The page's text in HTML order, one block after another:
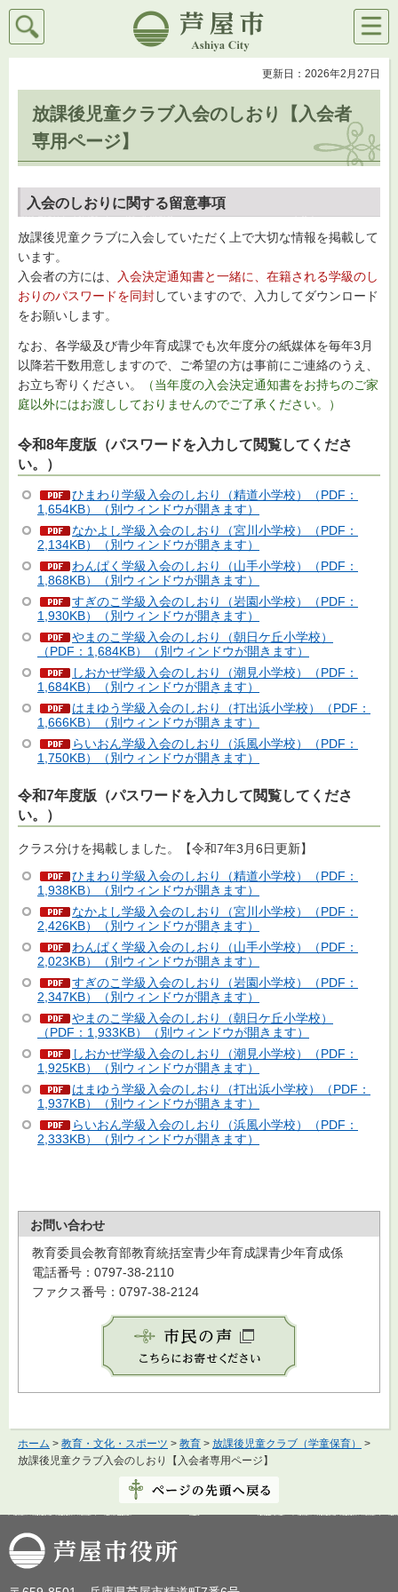
芦屋市
検索
メニ
ュー
更新日：2026年2月27日
放課後児童クラブ入会のしおり【入会者
専用ページ】
入会のしおりに関する留意事項
放課後児童クラブに入会していただく上で大切な情報を掲載して
います。
入会者の方には、
入会決定通知書と一緒に、在籍される学級のし
おりのパスワードを同封していますので、入力してダウンロード
をお願いします。
なお、各学級及び青少年育成課でも次年度分の紙媒体を毎年3月
以降若干数用意しますので、ご希望の方は事前にご連絡のうえ、
お立ち寄りください。
（当年度の入会決定通知書をお持ちのご家
庭以外にはお渡ししておりませんのでご了承ください。）
令和8年度版（パスワードを入力して閲覧してくださ
い。）
ひまわり学級入会のしおり（精道小学校）（PDF：
1,654KB）（別ウィンドウが開きます）
なかよし学級入会のしおり（宮川小学校）（PDF：
2,134KB）（別ウィンドウが開きます）
わんぱく学級入会のしおり（山手小学校）（PDF：
1,868KB）（別ウィンドウが開きます）
すぎのこ学級入会のしおり（岩園小学校）（PDF：
1,930KB）（別ウィンドウが開きます）
やまのこ学級入会のしおり（朝日ケ丘小学校）
（PDF：1,684KB）（別ウィンドウが開きます）
しおかぜ学級入会のしおり（潮見小学校）（PDF：
1,684KB）（別ウィンドウが開きます）
はまゆう学級入会のしおり（打出浜小学校）（PDF：
1,666KB）（別ウィンドウが開きます）
らいおん学級入会のしおり（浜風小学校）（PDF：
1,750KB）（別ウィンドウが開きます）
令和7年度版（パスワードを入力して閲覧してくださ
い。）
クラス分けを掲載しました。【令和7年3月6日更新】
ひまわり学級入会のしおり（精道小学校）（PDF：
1,938KB）（別ウィンドウが開きます）
なかよし学級入会のしおり（宮川小学校）（PDF：
2,426KB）（別ウィンドウが開きます）
わんぱく学級入会のしおり（山手小学校）（PDF：
2,023KB）（別ウィンドウが開きます）
すぎのこ学級入会のしおり（岩園小学校）（PDF：
2,347KB）（別ウィンドウが開きます）
やまのこ学級入会のしおり（朝日ケ丘小学校）
（PDF：1,933KB）（別ウィンドウが開きます）
しおかぜ学級入会のしおり（潮見小学校）（PDF：
1,925KB）（別ウィンドウが開きます）
はまゆう学級入会のしおり（打出浜小学校）（PDF：
1,937KB）（別ウィンドウが開きます）
らいおん学級入会のしおり（浜風小学校）（PDF：
2,333KB）（別ウィンドウが開きます）
お問い合わせ
教育委員会教育部教育統括室青少年育成課青少年育成係
電話番号：0797-38-2110
ファクス番号：0797-38-2124
ホーム > 教育・文化・スポーツ > 教育 > 放課後児童クラブ（学童保育）
>
放課後児童クラブ入会のしおり【入会者専用ページ】
芦屋市役所